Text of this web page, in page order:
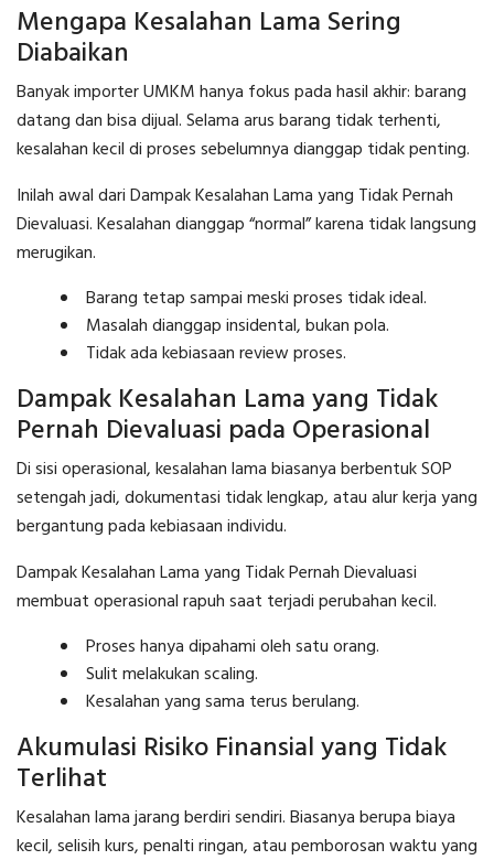
Mengapa Kesalahan Lama Sering
Diabaikan
Banyak importer UMKM hanya fokus pada hasil akhir: barang
datang dan bisa dijual. Selama arus barang tidak terhenti,
kesalahan kecil di proses sebelumnya dianggap tidak penting.
Inilah awal dari Dampak Kesalahan Lama yang Tidak Pernah
Dievaluasi. Kesalahan dianggap “normal” karena tidak langsung
merugikan.
Barang tetap sampai meski proses tidak ideal.
Masalah dianggap insidental, bukan pola.
Tidak ada kebiasaan review proses.
Dampak Kesalahan Lama yang Tidak
Pernah Dievaluasi pada Operasional
Di sisi operasional, kesalahan lama biasanya berbentuk SOP
setengah jadi, dokumentasi tidak lengkap, atau alur kerja yang
bergantung pada kebiasaan individu.
Dampak Kesalahan Lama yang Tidak Pernah Dievaluasi
membuat operasional rapuh saat terjadi perubahan kecil.
Proses hanya dipahami oleh satu orang.
Sulit melakukan scaling.
Kesalahan yang sama terus berulang.
Akumulasi Risiko Finansial yang Tidak
Terlihat
Kesalahan lama jarang berdiri sendiri. Biasanya berupa biaya
kecil, selisih kurs, penalti ringan, atau pemborosan waktu yang